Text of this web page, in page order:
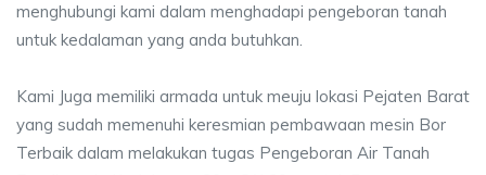
menghubungi kami dalam menghadapi pengeboran tanah
untuk kedalaman yang anda butuhkan.
Kami Juga memiliki armada untuk meuju lokasi Pejaten Barat
yang sudah memenuhi keresmian pembawaan mesin Bor
Terbaik dalam melakukan tugas Pengeboran Air Tanah